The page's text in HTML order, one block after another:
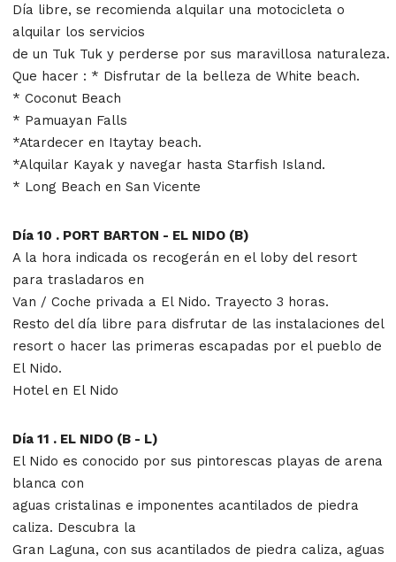
Día libre, se recomienda alquilar una motocicleta o
alquilar los servicios
de un Tuk Tuk y perderse por sus maravillosa naturaleza.
Que hacer : * Disfrutar de la belleza de White beach.
* Coconut Beach
* Pamuayan Falls
*Atardecer en Itaytay beach.
*Alquilar Kayak y navegar hasta Starfish Island.
* Long Beach en San Vicente
Día 10 . PORT BARTON - EL NIDO (B)
A la hora indicada os recogerán en el loby del resort
para trasladaros en
Van / Coche privada a El Nido. Trayecto 3 horas.
Resto del día libre para disfrutar de las instalaciones del
resort o hacer las primeras escapadas por el pueblo de
El Nido.
Hotel en El Nido
Día 11 . EL NIDO (B - L)
El Nido es conocido por sus pintorescas playas de arena
blanca con
aguas cristalinas e imponentes acantilados de piedra
caliza. Descubra la
Gran Laguna, con sus acantilados de piedra caliza, aguas